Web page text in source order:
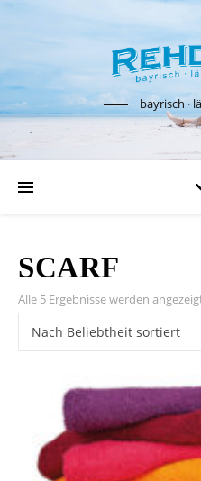
bayrisch ·
SCARF
Alle 5 Ergebnisse werden